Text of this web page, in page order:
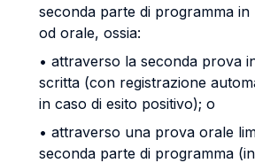
seconda parte di programma in
od orale, ossia:
• attraverso la seconda prova
scritta (con registrazione
in caso di esito positivo); o
• attraverso una prova orale
seconda parte di programma